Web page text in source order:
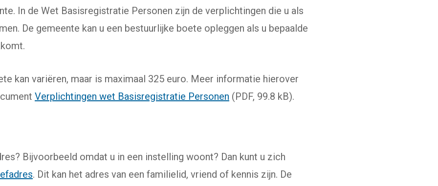
In de Wet Basisregistratie Personen zijn de verplichtingen die u als
De gemeente kan u een bestuurlijke boete opleggen als u bepaalde
kan variëren, maar is maximaal 325 euro. Meer informatie hierover
Verplichtingen wet Basisregistratie Personen (PDF, 99.8 kB).
Bijvoorbeeld omdat u in een instelling woont? Dan kunt u zich
. Dit kan het adres van een familielid, vriend of kennis zijn. De